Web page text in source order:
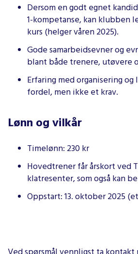
Dersom en godt egnet
1-kompetanse, kan klubben
kurs (helger våren 2025).
Gode samarbeidsevner og
blant både trenere, utøvere
Erfaring med organisering
fordel, men ikke et krav.
Lønn og vilkår
Timelønn: 230 kr
Hovedtrener får årskort ved
klatresenter, som også kan
Oppstart: 13. oktober 2025